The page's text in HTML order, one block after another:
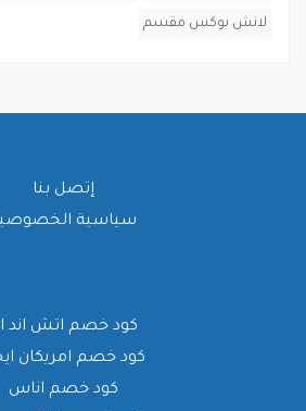
لانش بوكس مقسم
إتصل بنا
سياسية
كود خصم اتش اند
كود خصم امريكان
كود خصم اناس